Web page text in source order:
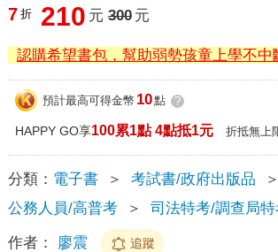
7 折 210 元 300 元
認購希望書包，幫助弱勢孩童上學不中
預計最高可得金幣 10點 ?
HAPPY GO享100累1點 4點抵1元 折抵無上
分類： 電子書 ＞ 考試書/政府出版品
＞
公務人員/高普考
＞ 司法特考/調查局
作者： 廖震 追蹤